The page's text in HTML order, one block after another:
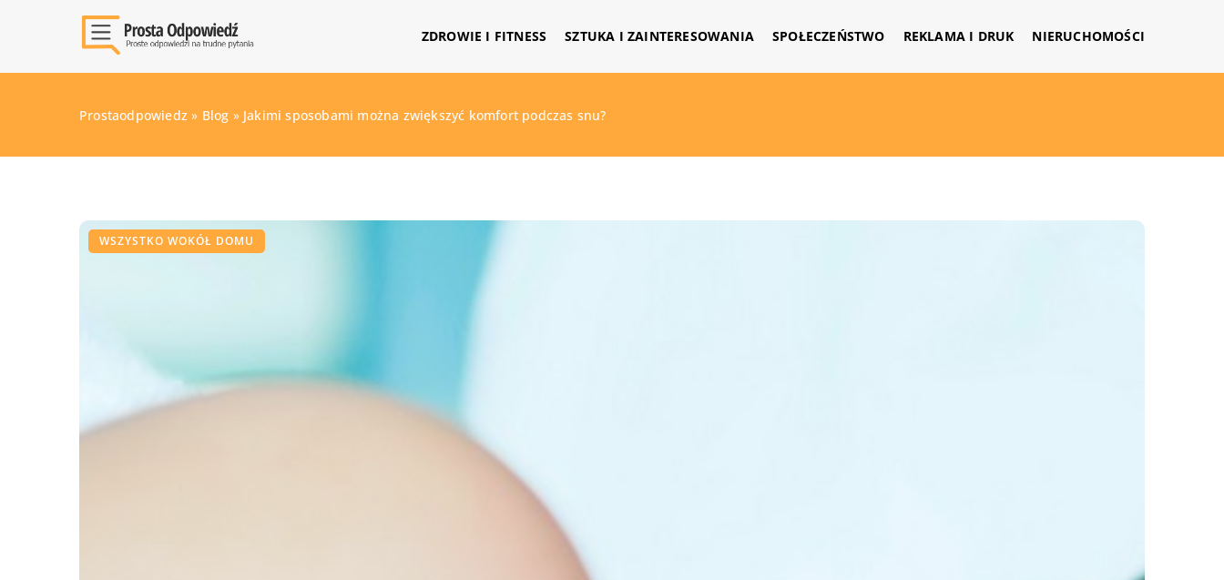
ZDROWIE I FITNESS SZTUKA I ZAINTERESOWANIA SPOŁECZEŃSTWO REKLAMA I DRUK NIERUCHOMOŚCI
Prostaodpowiedz » Blog » Jakimi sposobami można zwiększyć komfort podczas snu?
WSZYSTKO WOKÓŁ DOMU